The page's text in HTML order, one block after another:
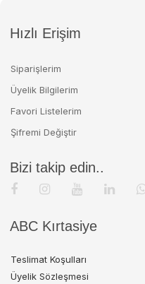
Hızlı Erişim
Siparişlerim
Üyelik Bilgilerim
Favori Listelerim
Şifremi Değiştir
Bizi takip edin..
ABC Kırtasiye
Teslimat Koşulları
Üyelik Sözleşmesi